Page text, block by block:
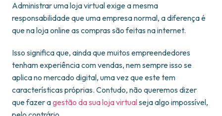
Administrar uma loja virtual exige a mesma
responsabilidade que uma empresa normal, a diferença é
que na loja online as compras são feitas na internet.
Isso significa que, ainda que muitos empreendedores
tenham experiência com vendas, nem sempre isso se
aplica no mercado digital, uma vez que este tem
características próprias. Contudo, não queremos dizer
que fazer agestão da sua loja virtualseja algo impossível,